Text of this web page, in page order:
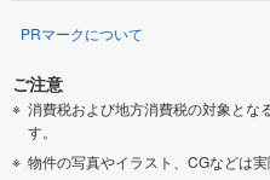
PRマークについて
ご注意
消費税および地方消費税の対象とな
す。
物件の写真やイラスト、CGなどは実